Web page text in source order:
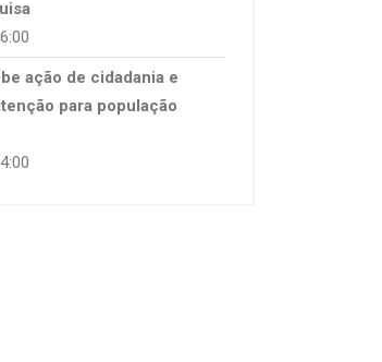
ação de cidadania e
para população